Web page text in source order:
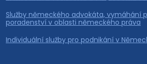
Služby německého advokáta, vymáhání
poradenství v oblasti německého práva
Individuální služby pro podnikání v